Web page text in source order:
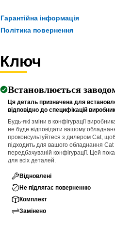
• Reduces the effort required for
• Suitable for removing pins and
Applications:
pins and bolts need to be
components and transfers
bolt to push it out from its seated
Гарантійна інформація
Політика повернення
Ключ
Встановлюється
Ця деталь призначена для
відповідно до специфікацій
Будь-які зміни в конфігурації
не буде відповідати вашому
проконсультуйтеся з дилером Cat,
підходить для вашого обладнання Cat
передбачуваній конфігурації. Цей
для всіх деталей.
Відновлені
Не підлягає поверненню
Комплект
Замінено